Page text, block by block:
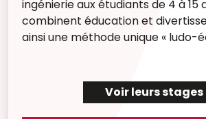
ingénierie aux étudiants de 4 à 15
combinent éducation et
ainsi une méthode unique « ludo-
Voir leurs stages